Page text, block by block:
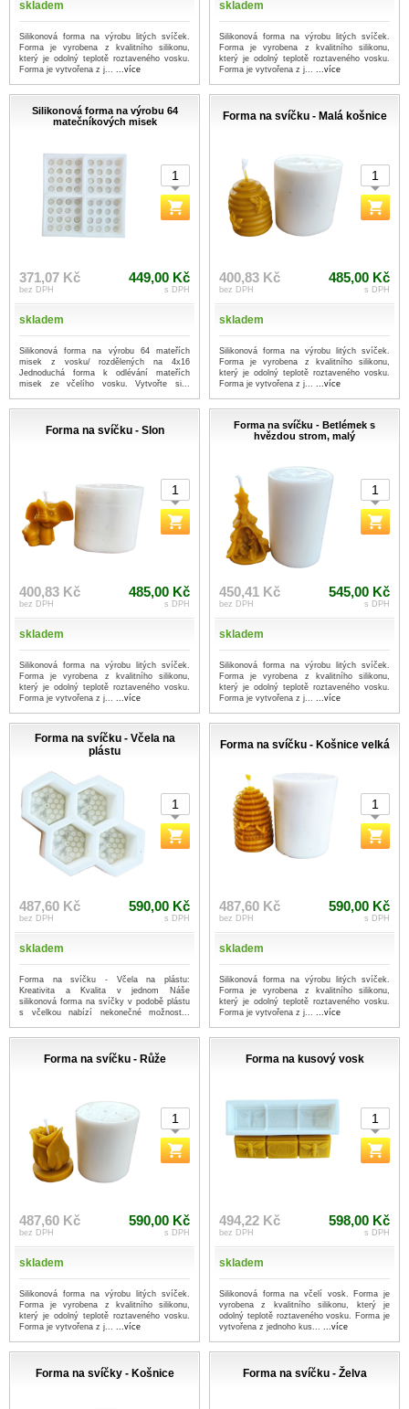
skladem
Silikonová forma na výrobu litých svíček.
Forma je vyrobena z kvalitního silikonu,
který je odolný teplotě roztaveného vosku.
Forma je vytvořena z j... ...více
skladem
Silikonová forma na výrobu litých svíček.
Forma je vyrobena z kvalitního silikonu,
který je odolný teplotě roztaveného vosku.
Forma je vytvořena z j... ...více
Silikonová forma na výrobu 64
matečníkových misek
371,07 Kč
bez DPH
449,00 Kč
s DPH
skladem
Silikonová forma na výrobu 64 mateřích
misek z vosku/ rozdělených na 4x16
Jednoduchá forma k odlévání mateřích
misek ze včelího vosku. Vytvořte si...
Forma na svíčku - Malá košnice
400,83 Kč
bez DPH
485,00 Kč
s DPH
skladem
Silikonová forma na výrobu litých svíček.
Forma je vyrobena z kvalitního silikonu,
který je odolný teplotě roztaveného vosku.
Forma je vytvořena z j... ...více
Forma na svíčku - Slon
400,83 Kč
bez DPH
485,00 Kč
s DPH
skladem
Silikonová forma na výrobu litých svíček.
Forma je vyrobena z kvalitního silikonu,
který je odolný teplotě roztaveného vosku.
Forma je vytvořena z j... ...více
Forma na svíčku - Betlémek s
hvězdou strom, malý
450,41 Kč
bez DPH
545,00 Kč
s DPH
skladem
Silikonová forma na výrobu litých svíček.
Forma je vyrobena z kvalitního silikonu,
který je odolný teplotě roztaveného vosku.
Forma je vytvořena z j... ...více
Forma na svíčku - Včela na
plástu
487,60 Kč
bez DPH
590,00 Kč
s DPH
skladem
Forma na svíčku - Včela na plástu:
Kreativita a Kvalita v jednom Náše
silikonová forma na svíčky v podobě plástu
s včelkou nabízí nekonečné možnost...
Forma na svíčku - Košnice velká
487,60 Kč
bez DPH
590,00 Kč
s DPH
skladem
Silikonová forma na výrobu litých svíček.
Forma je vyrobena z kvalitního silikonu,
který je odolný teplotě roztaveného vosku.
Forma je vytvořena z j... ...více
Forma na svíčku - Růže
487,60 Kč
bez DPH
590,00 Kč
s DPH
skladem
Silikonová forma na výrobu litých svíček.
Forma je vyrobena z kvalitního silikonu,
který je odolný teplotě roztaveného vosku.
Forma je vytvořena z j... ...více
Forma na kusový vosk
494,22 Kč
bez DPH
598,00 Kč
s DPH
skladem
Silikonová forma na včelí vosk. Forma je
vyrobena z kvalitního silikonu, který je
odolný teplotě roztaveného vosku. Forma je
vytvořena z jednoho kus... ...více
Forma na svíčky - Košnice Forma na svíčku - Želva